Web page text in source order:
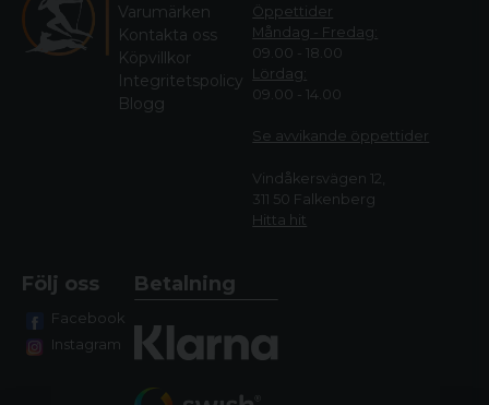
Varumärken
Kontakta oss
Köpvillkor
Integritetspolicy
Blogg
Öppettider
Måndag - Fredag:
09.00 - 18.00
Lördag:
09.00 - 14.00
Se avvikande öppettider
Vindåkersvägen 12,
311 50 Falkenberg
Hitta hit
Följ oss
Facebook
Instagram
Betalning